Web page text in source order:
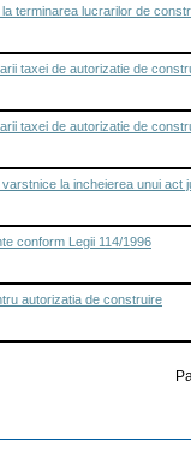
terminarea lucrarilor de
taxei de autorizatie de
taxei de autorizatie de
la incheierea unui act
conform Legii 114/1996
autorizatia de construire